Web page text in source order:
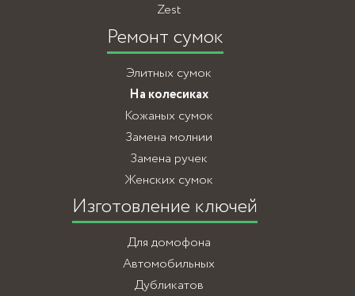
Zest
Ремонт сумок
Элитных сумок
На колесиках
Кожаных сумок
Замена молнии
Замена ручек
Женских сумок
Изготовление ключей
Для домофона
Автомобильных
Дубликатов